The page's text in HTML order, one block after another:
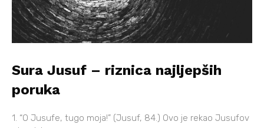
Sura Jusuf – riznica najljepših
poruka
1. “O Jusufe, tugo moja!” (Jusuf, 84.) Ovo je rekao Jusufov